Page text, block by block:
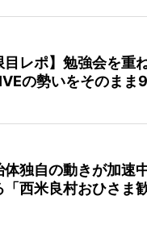
目レポ】勉強会を重
の勢いをそのまま9
独自の動きが加速
西米良村おひさま